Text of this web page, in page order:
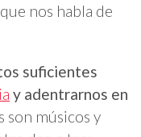
nos habla de
suficientes
y adentrarnos en
son músicos y